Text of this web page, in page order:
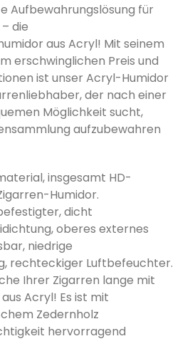
Aufbewahrungslösung für
die
aus Acryl! Mit seinem
erschwinglichen Preis und
ist unser Acryl-Humidor
der nach einer
Möglichkeit sucht,
aufzubewahren
insgesamt HD-
Humidor.
dicht
oberes externes
niedrige
rechteckiger Luftbefeuchter.
Ihrer Zigarren lange mit
Acryl! Es ist mit
Zedernholz
hervorragend